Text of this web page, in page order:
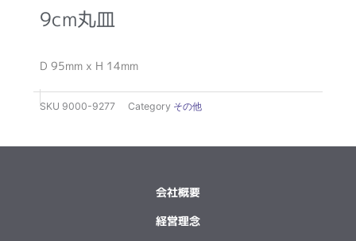
9cm丸皿
D 95mm x H 14mm
SKU 9000-9277 Category その他
会社概要
経営理念